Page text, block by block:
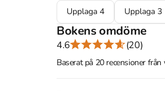
Mer om Ju : ifrågasatta
I september 2013
andra språk skriven av
Upplaga 4 Upplaga 3
Bokens omdöme
4.6 (20)
Baserat på 20 recensioner från